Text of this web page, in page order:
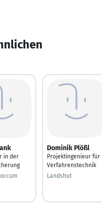
in der
Dominik Plößl
Projektingenieur für
Verfahrenstechnik
Landshut